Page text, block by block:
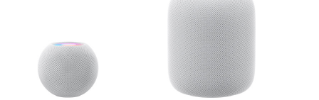
了
解
HomePod<